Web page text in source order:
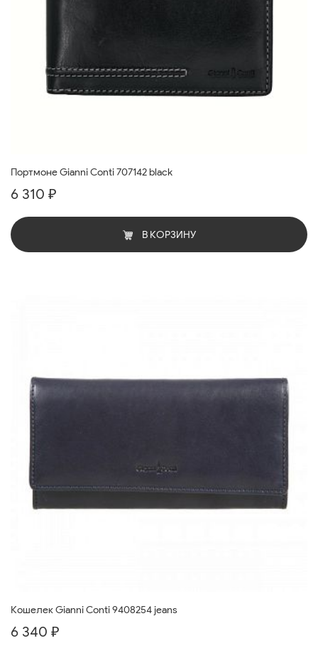
Портмоне Gianni Conti 707142 black
6 310 ₽
В КОРЗИНУ
Кошелек Gianni Conti 9408254 jeans
6 340 ₽